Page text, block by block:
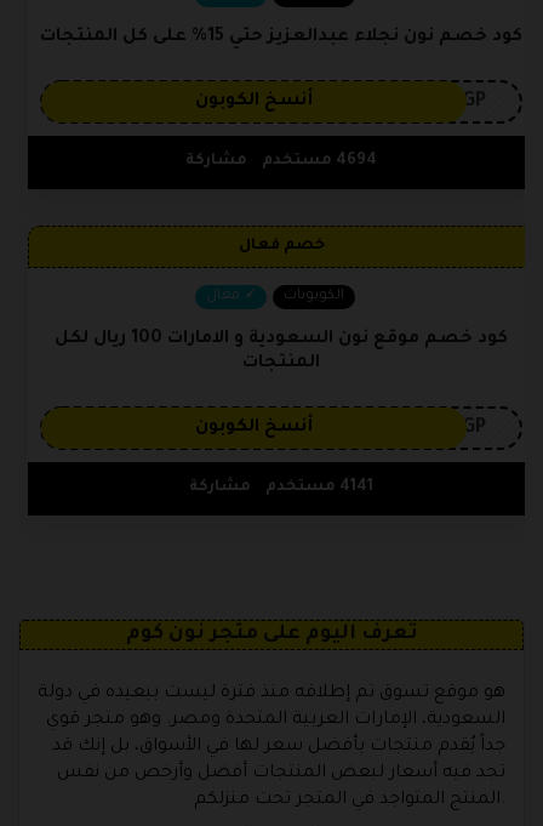
كود خصم نون نجلاء عبدالعزيز حتي 15% على كل المنتجات
3GP أنسخ الكوبون
4694 مستخدم مشاركة
خصم فعال
الكوبونات فعال
كود خصم موقع نون السعودية و الامارات 100 ريال لكل
المنتجات
3GP أنسخ الكوبون
4141 مستخدم مشاركة
تعرف اليوم على متجر نون كوم
هو موقع تسوق تم إطلاقه منذ فترة ليست ببعيده في دولة
السعودية، الإمارات العربية المتحدة ومصر. وهو متجر قوي
جداً يُقدم منتجات بأفضل سعر لها في الأسواق، بل إنك قد
تجد فيه أسعار لبعض المنتجات أفضل وأرخص من نفس
المنتج المتواجد في المتجر تحت منزلكم.